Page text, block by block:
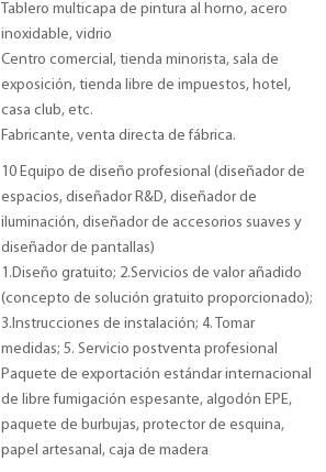
Tablero multicapa de pintura al horno, acero
inoxidable, vidrio
Centro comercial, tienda minorista, sala de
exposición, tienda libre de impuestos, hotel,
casa club, etc.
Fabricante, venta directa de fábrica.
10 Equipo de diseño profesional (diseñador de
espacios, diseñador R&D, diseñador de
iluminación, diseñador de accesorios suaves y
diseñador de pantallas)
1.Diseño gratuito; 2.Servicios de valor añadido
(concepto de solución gratuito proporcionado);
3.Instrucciones de instalación; 4. Tomar
medidas; 5. Servicio postventa profesional
Paquete de exportación estándar internacional
de libre fumigación espesante, algodón EPE,
paquete de burbujas, protector de esquina,
papel artesanal, caja de madera